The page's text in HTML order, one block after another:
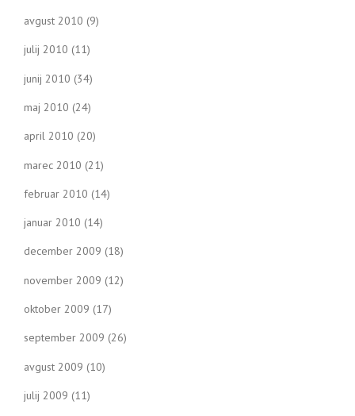
avgust 2010 (9)
julij 2010 (11)
junij 2010 (34)
maj 2010 (24)
april 2010 (20)
marec 2010 (21)
februar 2010 (14)
januar 2010 (14)
december 2009 (18)
november 2009 (12)
oktober 2009 (17)
september 2009 (26)
avgust 2009 (10)
julij 2009 (11)